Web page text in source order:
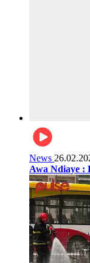
News
Awa Ndiaye :